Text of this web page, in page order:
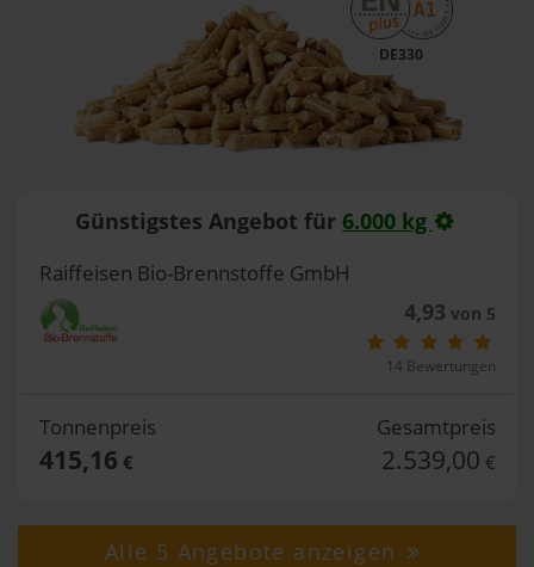
DE330
Günstigstes Angebot für 6.000 kg
Raiffeisen Bio-Brennstoffe GmbH
4,93 von 5
14 Bewertungen
Tonnenpreis
415,16 €
Gesamtpreis
2.539,00 €
Alle 5 Angebote anzeigen